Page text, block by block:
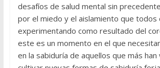
desafíos de salud mental sin
por el miedo y el aislamiento que todos
experimentando como resultado del
este es un momento en el que
en la sabiduría de aquellos que más han